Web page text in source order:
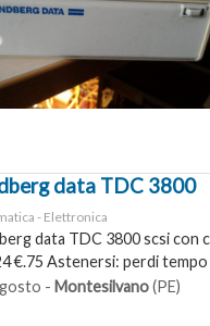
data TDC 3800
- Elettronica
data TDC 3800 scsi con
€.75 Astenersi: perdi tempo
- Montesilvano(PE)